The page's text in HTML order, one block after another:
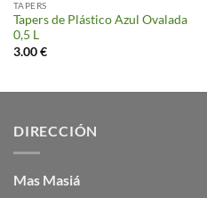
TAPERS
Tapers de Plástico Azul Ovalada
0,5 L
3.00€
DIRECCIÓN
Mas Masiá